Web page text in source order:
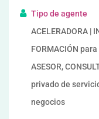
Tipo de agente
ACELERADORA |
FORMACIÓN
ASESOR,
privado de
negocios